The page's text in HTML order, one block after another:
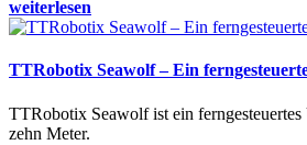
weiterlesen
TTRobotix Seawolf – Ein
TTRobotix Seawolf ist ein
zehn Meter.